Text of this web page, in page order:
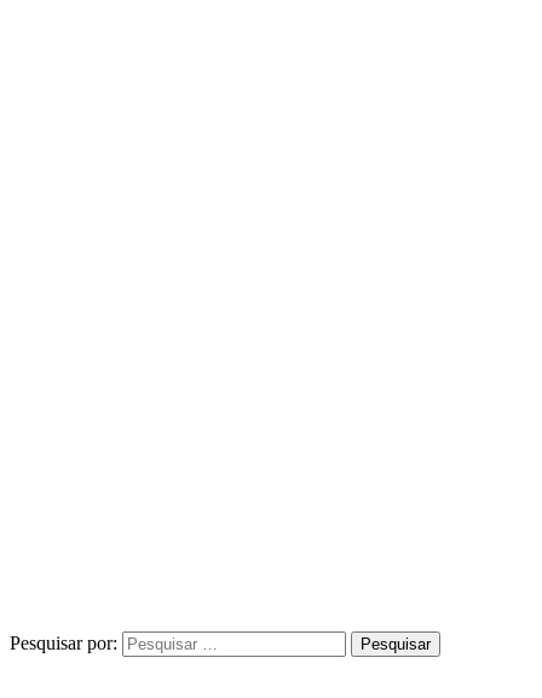
Pesquisar por: